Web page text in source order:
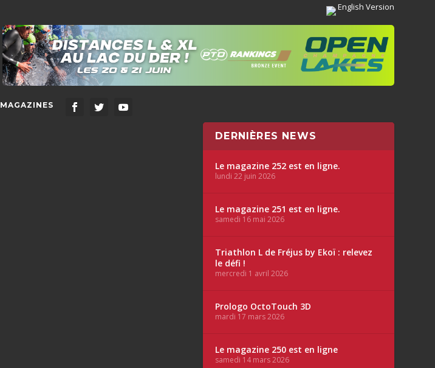
English Version
MAGAZINES
DERNIÈRES NEWS
Le magazine 252 est en ligne.
lundi 22 juin 2026
Le magazine 251 est en ligne.
samedi 16 mai 2026
Triathlon L de Fréjus by Ekoï : relevez
le défi !
mercredi 1 avril 2026
Prologo OctoTouch 3D
mardi 17 mars 2026
Le magazine 250 est en ligne
samedi 14 mars 2026